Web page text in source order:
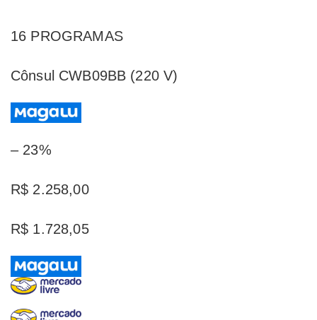
16 PROGRAMAS
Cônsul CWB09BB (220 V)
– 23%
R$ 2.258,00
R$ 1.728,05